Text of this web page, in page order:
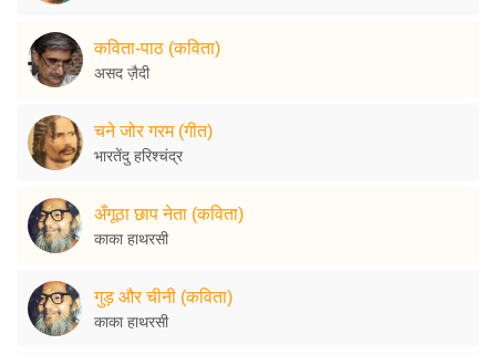
कविता-पाठ (कविता)
असद ज़ैदी
चने जोर गरम (गीत)
भारतेंदु हरिश्चंद्र
अँगूठा छाप नेता (कविता)
काका हाथरसी
गुड़ और चीनी (कविता)
काका हाथरसी